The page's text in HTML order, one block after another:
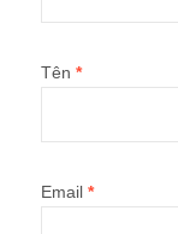
Tên *
Email *